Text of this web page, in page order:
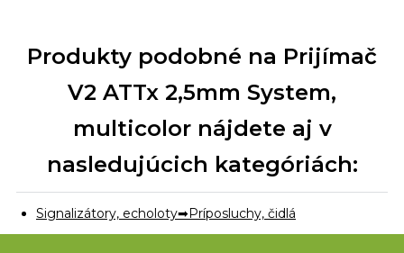
Produkty podobné na Prijímač
V2 ATTx 2,5mm System,
multicolor nájdete aj v
nasledujúcich kategóriách:
Signalizátory, echoloty Príposluchy, čidlá